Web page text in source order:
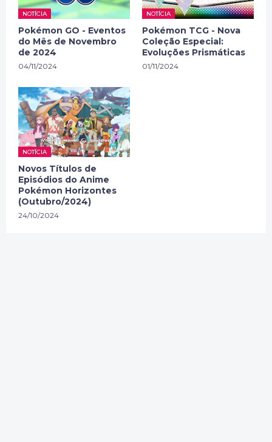
NOTÍCIA
Pokémon GO - Eventos
do Mês de Novembro
de 2024
04/11/2024
NOTÍCIA
Pokémon TCG - Nova
Coleção Especial:
Evoluções Prismáticas
01/11/2024
NOTÍCIA
Novos Títulos de
Episódios do Anime
Pokémon Horizontes
(Outubro/2024)
24/10/2024